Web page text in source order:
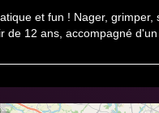
et fun ! Nager,
de 12 ans, accompagné